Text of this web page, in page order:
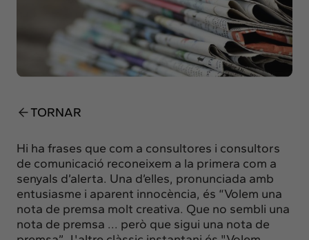
Insights
Intercanvi
TORNAR
Hi ha frases que com a consultores i consultors
de comunicació reconeixem a la primera com a
senyals d’alerta. Una d’elles, pronunciada amb
entusiasme i aparent innocència, és “Volem una
nota de premsa molt creativa. Que no sembli una
nota de premsa ... però que sigui una nota de